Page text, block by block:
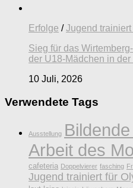
Erfolge /Jugend
Sieg für das
der U18-Mädchen in
10 Juli, 2026
Verwendete Tags
Ausstellung
Arbeit des
cafeteria Doppelvierer fasching
Jugend trainiert für